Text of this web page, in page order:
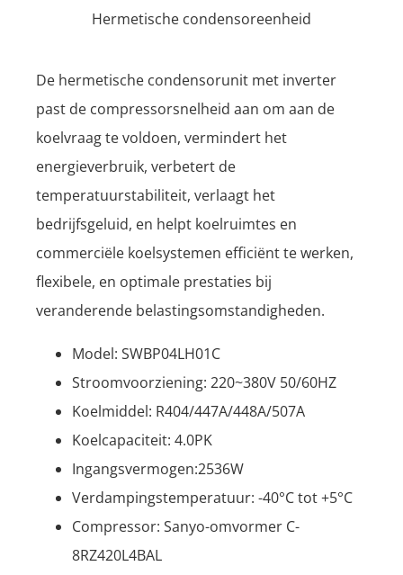
Hermetische condensoreenheid
De hermetische condensorunit met inverter
past de compressorsnelheid aan om aan de
koelvraag te voldoen, vermindert het
energieverbruik, verbetert de
temperatuurstabiliteit, verlaagt het
bedrijfsgeluid, en helpt koelruimtes en
commerciële koelsystemen efficiënt te werken,
flexibele, en optimale prestaties bij
veranderende belastingsomstandigheden.
Model: SWBP04LH01C
Stroomvoorziening: 220~380V 50/60HZ
Koelmiddel: R404/447A/448A/507A
Koelcapaciteit: 4.0PK
Ingangsvermogen:2536W
Verdampingstemperatuur: -40°C tot +5°C
Compressor: Sanyo-omvormer C-
8RZ420L4BAL